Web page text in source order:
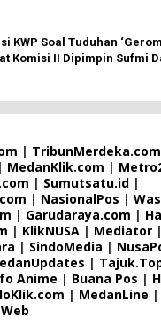
KWP Soal Tuduhan
Komisi II Dipimpin Sufmi
| TribunMerdeka.com
| MedanKlik.com |
| Sumutsatu.id |
| NasionalPos |
| Garudaraya.com |
| KlikNUSA | Mediator |
| SindoMedia |
|
Anime | Buana Pos |
| MedanLine |